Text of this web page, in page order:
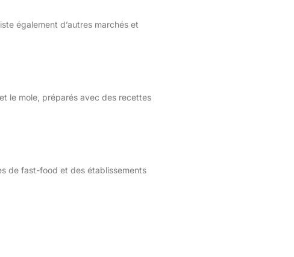
également d’autres marchés et
le mole, préparés avec des recettes
de fast-food et des établissements